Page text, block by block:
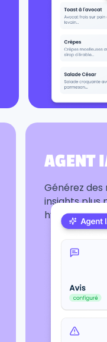
AGENT
Générez des
insights plus
hyper